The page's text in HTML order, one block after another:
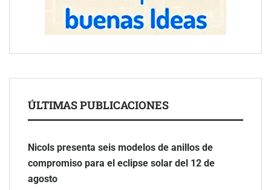
ÚLTIMAS PUBLICACIONES
Nicols presenta seis modelos de anillos de
compromiso para el eclipse solar del 12 de
agosto